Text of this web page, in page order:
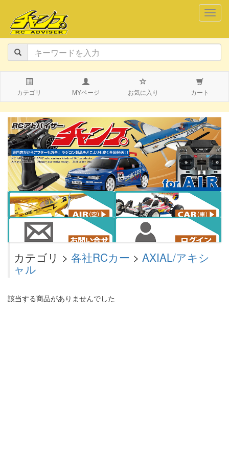
カテゴリ MYページ お気に入り カート
カテゴリ > 各社RCカー > AXIAL/アキシ
ャル
該当する商品がありませんでした